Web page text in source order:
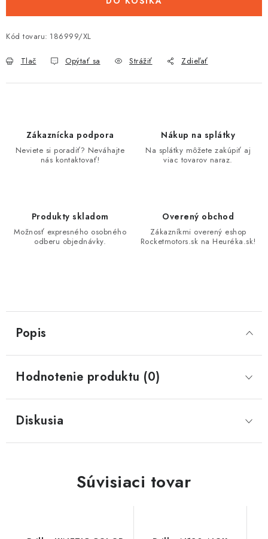
Kód tovaru: 186999/XL
Tlač Opýtať sa Strážiť Zdieľať
Zákaznícka podpora
Neviete si poradiť? Neváhajte
nás kontaktovať!
Nákup na splátky
Na splátky môžete zakúpiť aj
viac tovarov naraz.
Produkty skladom
Možnosť expresného osobného
odberu objednávky.
Overený obchod
Zákazníkmi overený eshop
Rocketmotors.sk na Heuréka.sk!
Popis
Hodnotenie produktu (0)
Diskusia
Súvisiaci tovar